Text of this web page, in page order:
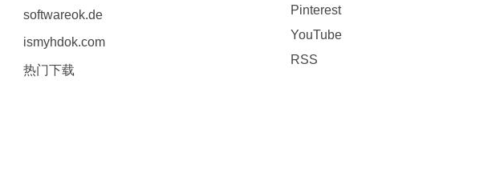
softwareok.de
ismyhdok.com
热门下载
Pinterest
YouTube
RSS